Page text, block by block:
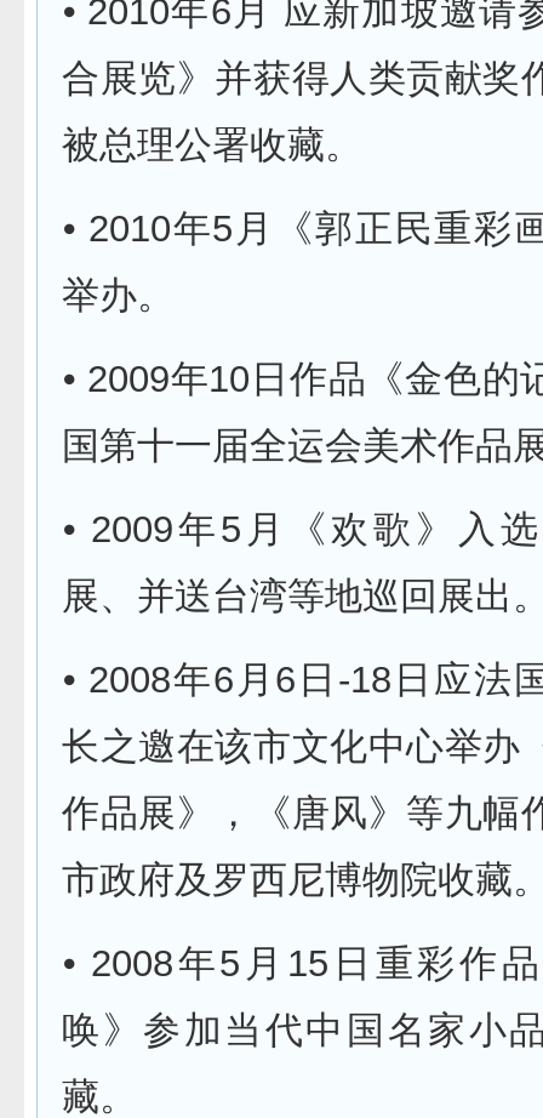
⦁ 2010年6月 应新加坡邀请
合展览》并获得人类贡献奖
被总理公署收藏。
⦁ 2010年5月《郭正民重彩
举办。
⦁ 2009年10日作品《金色的
国第十一届全运会美术作品
⦁ 2009年5月《欢歌》入
展、并送台湾等地巡回展出
⦁ 2008年6月6日-18日应法
长之邀在该市文化中心举办
作品展》，《唐风》等九幅
市政府及罗西尼博物院收藏
⦁ 2008年5月15日重彩作
唤》参加当代中国名家小
藏。